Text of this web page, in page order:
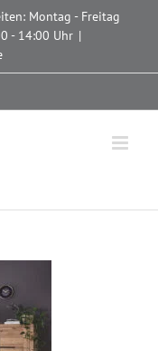
Montag - Freitag
- 14:00 Uhr |